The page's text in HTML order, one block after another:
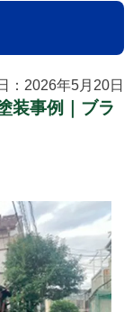
：2026年5月20日
装事例｜ブラ